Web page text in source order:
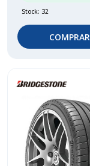
Stock: 32
COMPRAR